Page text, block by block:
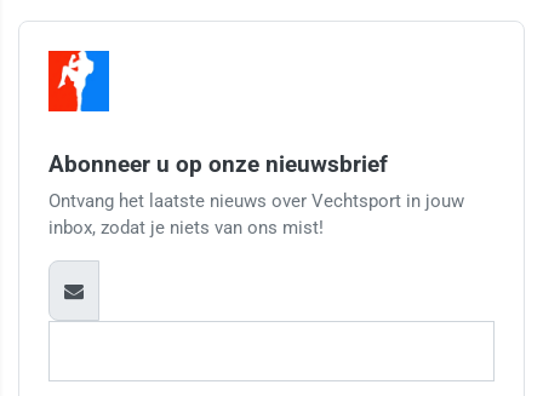
Abonneer u op onze nieuwsbrief
Ontvang het laatste nieuws over Vechtsport in jouw
inbox, zodat je niets van ons mist!